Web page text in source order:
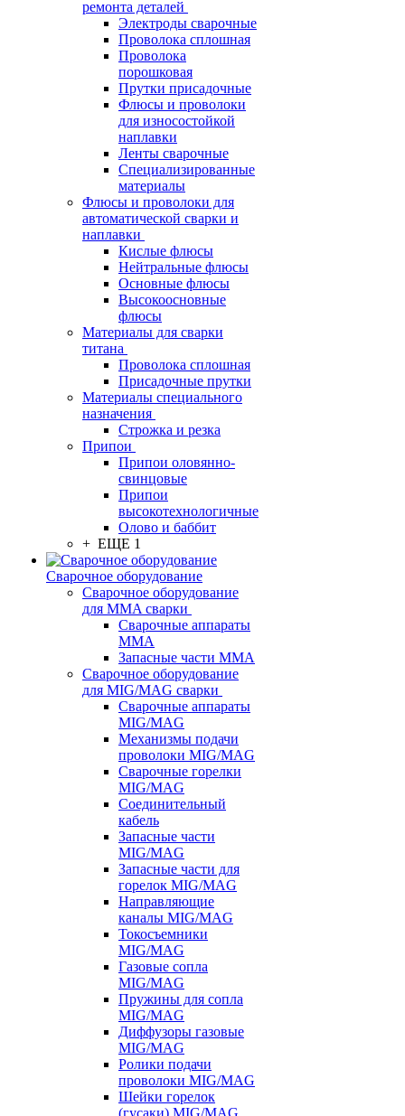
ремонта деталей
Электроды сварочные
Проволока сплошная
Проволока
порошковая
Прутки присадочные
Флюсы и проволоки
для износостойкой
наплавки
Ленты сварочные
Специализированные
материалы
Флюсы и проволоки для
автоматической сварки и
наплавки
Кислые флюсы
Нейтральные флюсы
Основные флюсы
Высокоосновные
флюсы
Материалы для сварки
титана
Проволока сплошная
Присадочные прутки
Материалы специального
назначения
Строжка и резка
Припои
Припои оловянно-
свинцовые
Припои
высокотехнологичные
Олово и баббит
+ ЕЩЕ 1
Сварочное оборудование
Сварочное оборудование
для MMA сварки
Сварочные аппараты
MMA
Запасные части MMA
Сварочное оборудование
для MIG/MAG сварки
Сварочные аппараты
MIG/MAG
Механизмы подачи
проволоки MIG/MAG
Сварочные горелки
MIG/MAG
Соединительный
кабель
Запасные части
MIG/MAG
Запасные части для
горелок MIG/MAG
Направляющие
каналы MIG/MAG
Токосъемники
MIG/MAG
Газовые сопла
MIG/MAG
Пружины для сопла
MIG/MAG
Диффузоры газовые
MIG/MAG
Ролики подачи
проволоки MIG/MAG
Шейки горелок
(гусаки) MIG/MAG